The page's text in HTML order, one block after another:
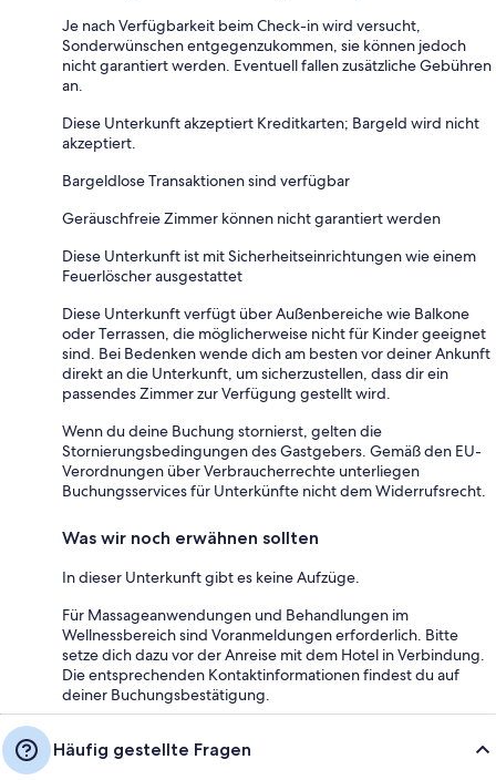
Je nach Verfügbarkeit beim Check-in wird versucht,
Sonderwünschen entgegenzukommen, sie können jedoch
nicht garantiert werden. Eventuell fallen zusätzliche Gebühren
an.
Diese Unterkunft akzeptiert Kreditkarten; Bargeld wird nicht
akzeptiert.
Bargeldlose Transaktionen sind verfügbar
Geräuschfreie Zimmer können nicht garantiert werden
Diese Unterkunft ist mit Sicherheitseinrichtungen wie einem
Feuerlöscher ausgestattet
Diese Unterkunft verfügt über Außenbereiche wie Balkone
oder Terrassen, die möglicherweise nicht für Kinder geeignet
sind. Bei Bedenken wende dich am besten vor deiner Ankunft
direkt an die Unterkunft, um sicherzustellen, dass dir ein
passendes Zimmer zur Verfügung gestellt wird.
Wenn du deine Buchung stornierst, gelten die
Stornierungsbedingungen des Gastgebers. Gemäß den EU-
Verordnungen über Verbraucherrechte unterliegen
Buchungsservices für Unterkünfte nicht dem Widerrufsrecht.
Was wir noch erwähnen sollten
In dieser Unterkunft gibt es keine Aufzüge.
Für Massageanwendungen und Behandlungen im
Wellnessbereich sind Voranmeldungen erforderlich. Bitte
setze dich dazu vor der Anreise mit dem Hotel in Verbindung.
Die entsprechenden Kontaktinformationen findest du auf
deiner Buchungsbestätigung.
Häufig gestellte Fragen